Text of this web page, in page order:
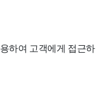
하여 고객에게 접근하